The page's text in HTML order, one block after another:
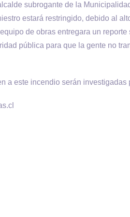
subrogante de la
estará restringido, debido al
de obras entregara un
pública para que la gente no
a este incendio serán